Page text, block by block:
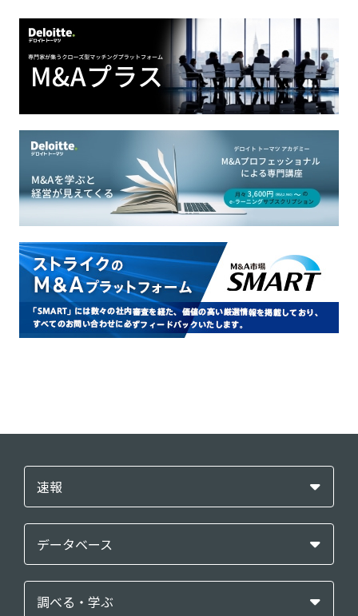
速報
データベース
調べる・学ぶ